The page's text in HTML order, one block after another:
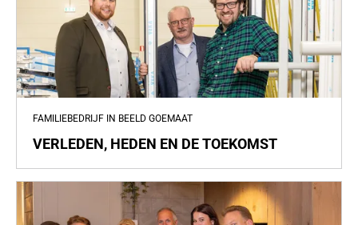
FAMILIEBEDRIJF IN BEELD GOEMAAT
VERLEDEN, HEDEN EN DE TOEKOMST